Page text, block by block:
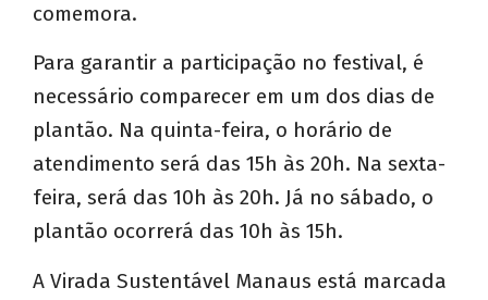
comemora.
Para garantir a participação no festival, é
necessário comparecer em um dos dias de
plantão. Na quinta-feira, o horário de
atendimento será das 15h às 20h. Na sexta-
feira, será das 10h às 20h. Já no sábado, o
plantão ocorrerá das 10h às 15h.
A Virada Sustentável Manaus está marcada